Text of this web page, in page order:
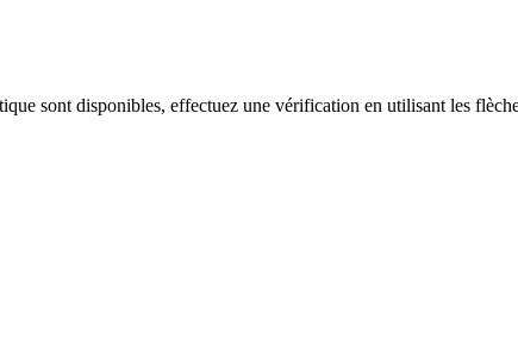
sont disponibles, effectuez une vérification en utilisant les